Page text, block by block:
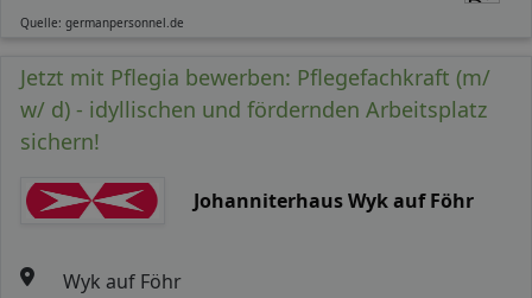
Quelle: germanpersonnel.de
Jetzt mit Pflegia bewerben: Pflegefachkraft (m/
w/ d) - idyllischen und fördernden Arbeitsplatz
sichern!
Johanniterhaus Wyk auf Föhr
Wyk auf Föhr